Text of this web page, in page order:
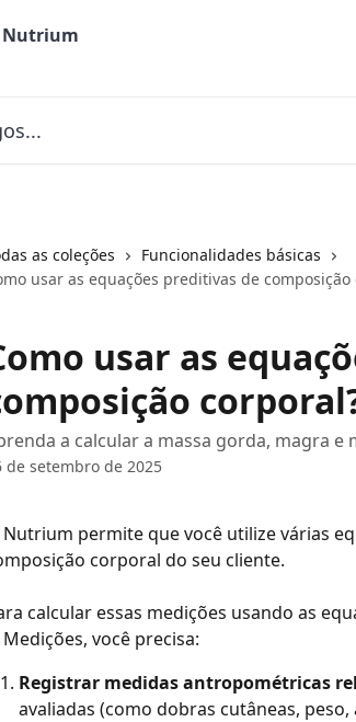
as coleções
Funcionalidades básicas
usar as equações preditivas de composição
usar as
a calcular a massa gorda, magra e
de setembro de 2025
Nutrium permite que você utilize várias
corporal do seu cliente.
calcular essas medições usando as
Medições, você precisa:
Registrar medidas antropométricas
avaliadas (como dobras cutâneas, peso,